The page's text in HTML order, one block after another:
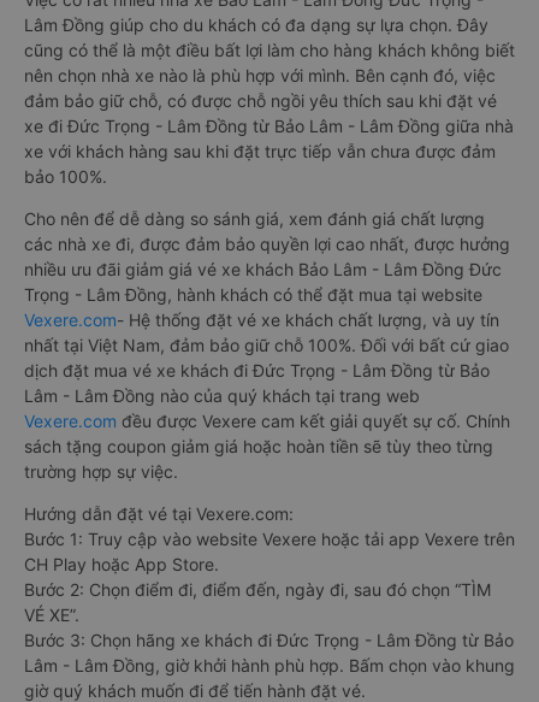
Lâm Đồng giúp cho du khách có đa dạng sự lựa chọn. Đây
cũng có thể là một điều bất lợi làm cho hàng khách không biết
nên chọn nhà xe nào là phù hợp với mình. Bên cạnh đó, việc
đảm bảo giữ chỗ, có được chỗ ngồi yêu thích sau khi đặt vé
xe đi Đức Trọng - Lâm Đồng từ Bảo Lâm - Lâm Đồng giữa nhà
xe với khách hàng sau khi đặt trực tiếp vẫn chưa được đảm
bảo 100%.
Cho nên để dễ dàng so sánh giá, xem đánh giá chất lượng
các nhà xe đi, được đảm bảo quyền lợi cao nhất, được hưởng
nhiều ưu đãi giảm giá vé xe khách Bảo Lâm - Lâm Đồng Đức
Trọng - Lâm Đồng, hành khách có thể đặt mua tại website
Vexere.com- Hệ thống đặt vé xe khách chất lượng, và uy tín
nhất tại Việt Nam, đảm bảo giữ chỗ 100%. Đối với bất cứ giao
dịch đặt mua vé xe khách đi Đức Trọng - Lâm Đồng từ Bảo
Lâm - Lâm Đồng nào của quý khách tại trang web
Vexere.com đều được Vexere cam kết giải quyết sự cố. Chính
sách tặng coupon giảm giá hoặc hoàn tiền sẽ tùy theo từng
trường hợp sự việc.
Hướng dẫn đặt vé tại Vexere.com:
Bước 1: Truy cập vào website Vexere hoặc tải app Vexere trên
CH Play hoặc App Store.
Bước 2: Chọn điểm đi, điểm đến, ngày đi, sau đó chọn “TÌM
VÉ XE”.
Bước 3: Chọn hãng xe khách đi Đức Trọng - Lâm Đồng từ Bảo
Lâm - Lâm Đồng, giờ khởi hành phù hợp. Bấm chọn vào khung
giờ quý khách muốn đi để tiến hành đặt vé.